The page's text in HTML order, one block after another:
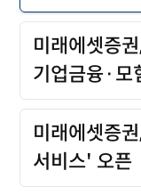
미래에셋증
기업금융·모
미래에셋증
서비스' 오픈